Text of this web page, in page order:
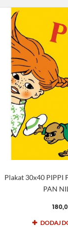
Plakat 30x40 PIPPI
PAN
DODAJ